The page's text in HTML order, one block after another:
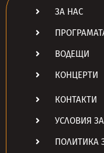
ЗА НАС
ВОДЕЩИ
КОНЦЕРТИ
КОНТАКТИ
УСЛОВИЯ
ПОЛИТИКА